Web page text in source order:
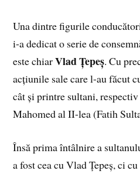
Una dintre figurile
i-a dedicat o serie de
este chiarVlad Țepeș. Cu
acțiunile sale care l-au făcut
cât și printre sultani,
Mahomed al II-lea (Fatih
Însă prima întâlnire a
a fost cea cu Vlad Țepeș, ci